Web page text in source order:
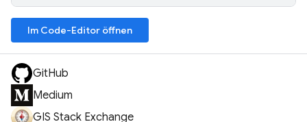
Im Code-Editor öffnen
GitHub
Medium
GIS Stack Exchange